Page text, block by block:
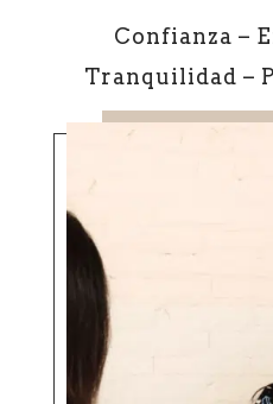
Confianza –
Tranquilidad –